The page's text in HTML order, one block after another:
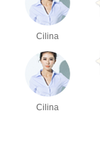
Cilina
Cilina